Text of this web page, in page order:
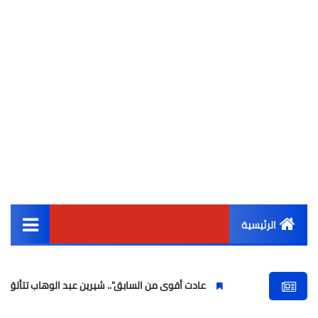
الرئيسية
أخبار مصر
عادت أقوى من السابق".. شيرين عبد الوهاب تتألق في أولى